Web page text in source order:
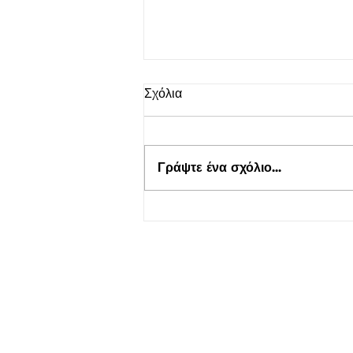
Σχόλια
Γράψτε ένα σχόλιο...